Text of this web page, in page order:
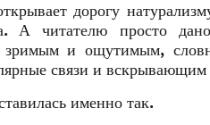
дорогу
А читателю просто
и ощутимым,
связи и
именно так.